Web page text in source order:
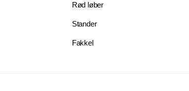
Rød løber
Stander
Fakkel